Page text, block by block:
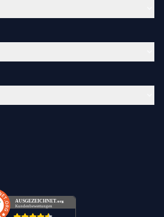
AUSGEZEICHNET.org
Kundenbewertungen